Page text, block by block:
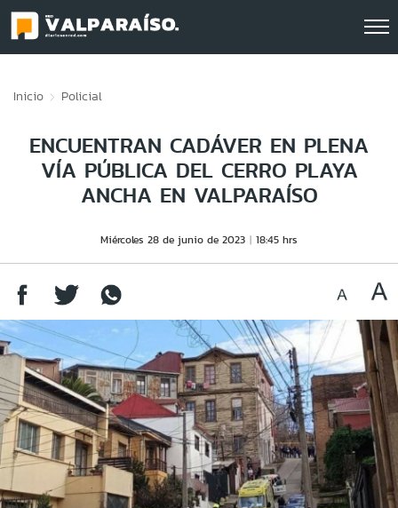
Inicio Policial
ENCUENTRAN CADÁVER EN PLENA
VÍA PÚBLICA DEL CERRO PLAYA
ANCHA EN VALPARAÍSO
Miércoles 28 de junio de 2023 18:45 hrs